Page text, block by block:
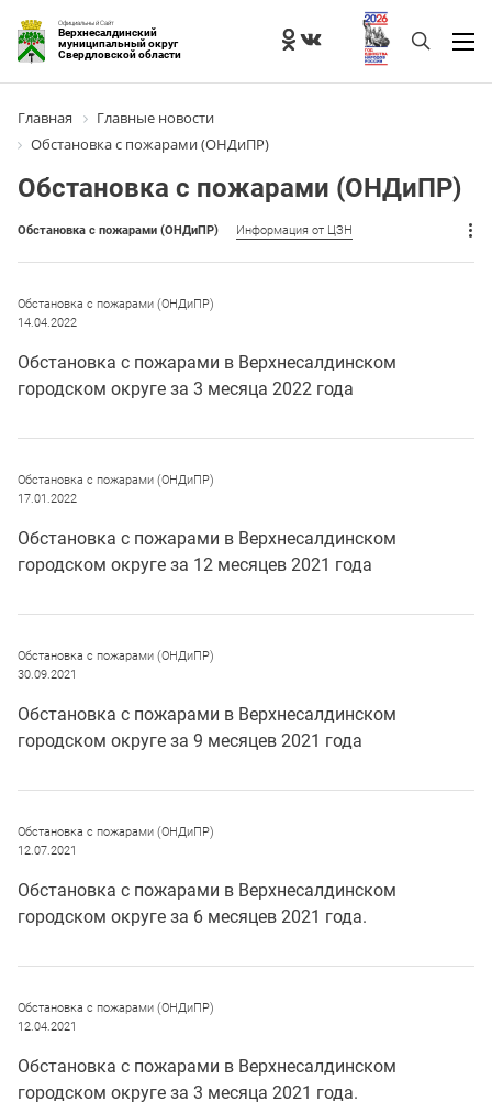
Официальный Сайт
Верхнесалдинский
муниципальный округ
Свердловской области
Главная
Главные новости
Обстановка с пожарами (ОНДиПР)
Обстановка с пожарами (ОНДиПР)
Обстановка с пожарами (ОНДиПР) Информация от ЦЗН
Обстановка с пожарами (ОНДиПР)
14.04.2022
Обстановка с пожарами в Верхнесалдинском
городском округе за 3 месяца 2022 года
Обстановка с пожарами (ОНДиПР)
17.01.2022
Обстановка с пожарами в Верхнесалдинском
городском округе за 12 месяцев 2021 года
Обстановка с пожарами (ОНДиПР)
30.09.2021
Обстановка с пожарами в Верхнесалдинском
городском округе за 9 месяцев 2021 года
Обстановка с пожарами (ОНДиПР)
12.07.2021
Обстановка с пожарами в Верхнесалдинском
городском округе за 6 месяцев 2021 года.
Обстановка с пожарами (ОНДиПР)
12.04.2021
Обстановка с пожарами в Верхнесалдинском
городском округе за 3 месяца 2021 года.